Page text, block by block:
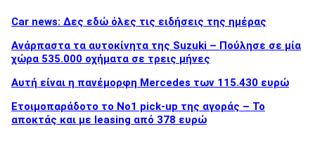
Car news: Δες εδώ όλες τις ειδήσεις της ημέρας
Ανάρπαστα τα αυτοκίνητα της Suzuki – Πούλησε σε μία
χώρα 535.000 οχήματα σε τρεις μήνες
Αυτή είναι η πανέμορφη Mercedes των 115.430 ευρώ
Ετοιμοπαράδοτο το Νο1 pick-up της αγοράς – Το
αποκτάς και με leasing από 378 ευρώ